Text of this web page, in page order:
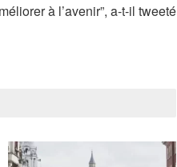
à l’avenir”, a-t-il tweeté